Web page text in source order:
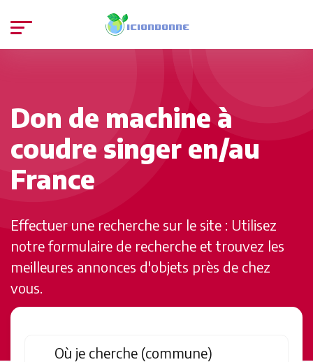
Don de machine à
coudre singer en/au
France
Effectuer une recherche sur le site : Utilisez
notre formulaire de recherche et trouvez les
meilleures annonces d'objets près de chez
vous.
Où je cherche (commune)